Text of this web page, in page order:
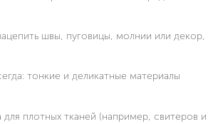
швы, пуговицы, молнии или декор,
тонкие и деликатные материалы
плотных тканей (например, свитеров и